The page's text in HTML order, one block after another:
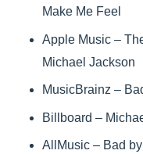
Make Me Feel
Apple Music –
Michael Jackson
MusicBrainz –
Billboard –
AllMusic – Bad